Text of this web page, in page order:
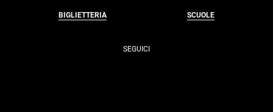
BIGLIETTERIA SCUOLE
SEGUICI